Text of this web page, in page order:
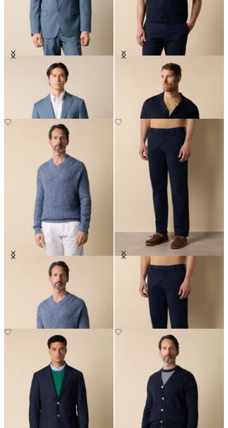
Blazer en Laine Vierge
Polo Chemise en Maille Coton-Lin
Pull en Coton-Lin mouLiné avec
Chino Extensible avec Micro Motif
CHF 102.50